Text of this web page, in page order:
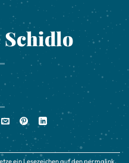
Schidlo
ein Lesezeichen auf denpermalink.